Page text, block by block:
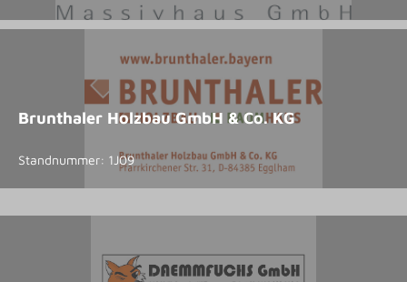
Brunthaler Holzbau GmbH & Co. KG
Standnummer: 1J09